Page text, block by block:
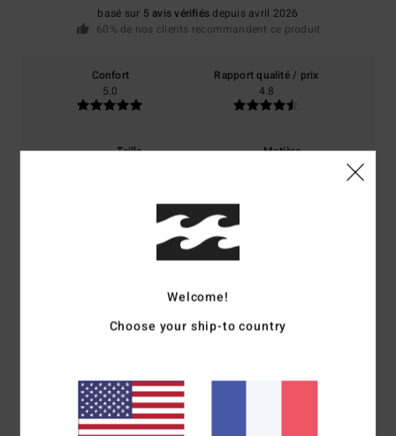
basé sur 5 avis vérifiésdepuis avril 2026
60% de nos clients recommandent ce produit
Confort
5.0
Rapport qualité / prix
4.8
Taille
Matière
Coloris
5.0
5
8 juillet 2026
Welcome!
Choose your ship-to country